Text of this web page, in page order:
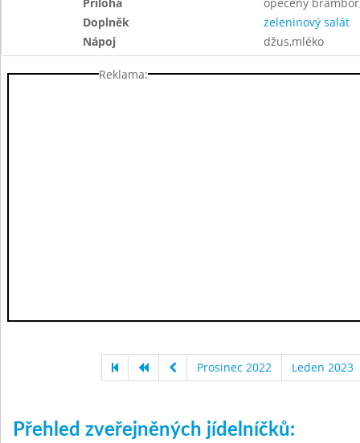
Doplněk
zeleninový salát
Nápoj
džus,mléko
Reklama:
Prosinec 2022 Leden 2023
Přehled zveřejněných jídelníčků: